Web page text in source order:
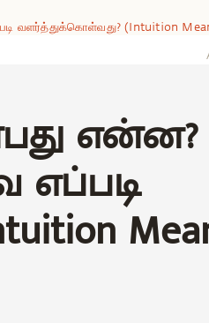
வளர்த்துக்கொள்வது? (intuition
என்ன?